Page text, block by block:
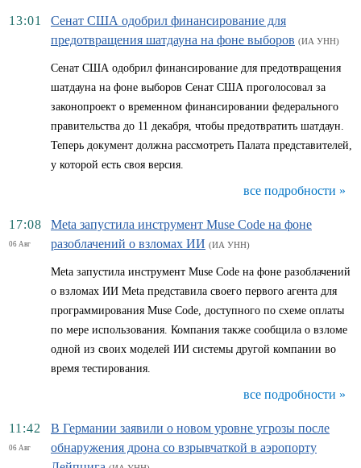
13:01
Сенат США одобрил финансирование для
предотвращения шатдауна на фоне выборов (ИА УНН)
Сенат США одобрил финансирование для предотвращения
шатдауна на фоне выборов Сенат США проголосовал за
законопроект о временном финансировании федерального
правительства до 11 декабря, чтобы предотвратить шатдаун.
Теперь документ должна рассмотреть Палата представителей,
у которой есть своя версия.
все подробности »
17:08
06 Авг
Meta запустила инструмент Muse Code на фоне
разоблачений о взломах ИИ (ИА УНН)
Meta запустила инструмент Muse Code на фоне разоблачений
о взломах ИИ Meta представила своего первого агента для
программирования Muse Code, доступного по схеме оплаты
по мере использования. Компания также сообщила о взломе
одной из своих моделей ИИ системы другой компании во
время тестирования.
все подробности »
11:42
06 Авг
В Германии заявили о новом уровне угрозы после
обнаружения дрона со взрывчаткой в аэропорту